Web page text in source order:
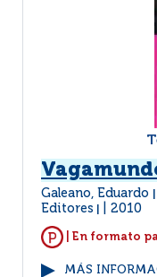
Galeano, Eduardo
Editores
2010
| En formato
MÁS